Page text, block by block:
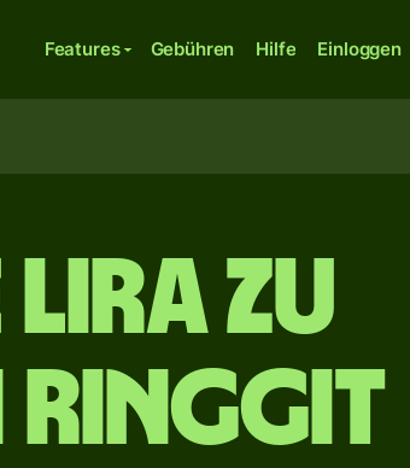
Features Gebühren Hilfe Einloggen
zu
Ringgit